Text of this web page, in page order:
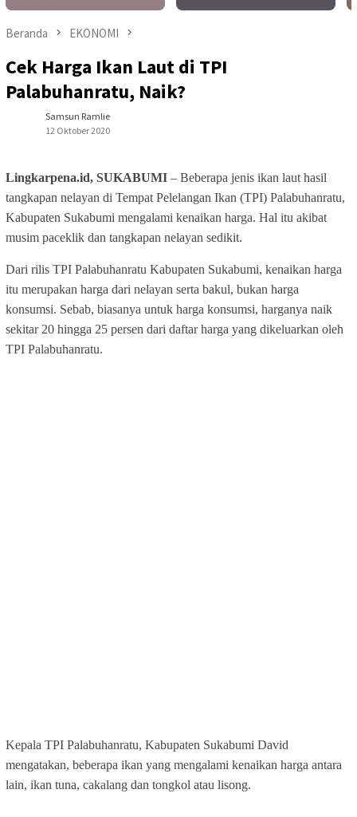
Beranda EKONOMI
Cek Harga Ikan Laut di TPI
Palabuhanratu, Naik?
Samsun Ramlie
12 Oktober 2020
Lingkarpena.id, SUKABUMI – Beberapa jenis ikan laut hasil
tangkapan nelayan di Tempat Pelelangan Ikan (TPI) Palabuhanratu,
Kabupaten Sukabumi mengalami kenaikan harga. Hal itu akibat
musim paceklik dan tangkapan nelayan sedikit.
Dari rilis TPI Palabuhanratu Kabupaten Sukabumi, kenaikan harga
itu merupakan harga dari nelayan serta bakul, bukan harga
konsumsi. Sebab, biasanya untuk harga konsumsi, harganya naik
sekitar 20 hingga 25 persen dari daftar harga yang dikeluarkan oleh
TPI Palabuhanratu.
Kepala TPI Palabuhanratu, Kabupaten Sukabumi David
mengatakan, beberapa ikan yang mengalami kenaikan harga antara
lain, ikan tuna, cakalang dan tongkol atau lisong.